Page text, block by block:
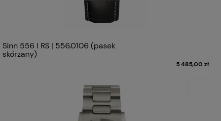
Sinn 556 I RS | 556.0106 (pasek
skórzany)
5 485,00 zł